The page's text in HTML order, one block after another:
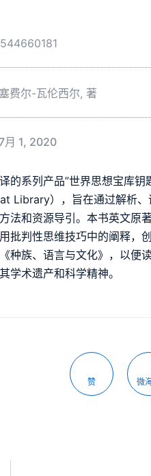
费尔-瓦伦西尔, 著
月 1, 2020
的系列产品”世界思想宝库
Library），旨在通过解析
法和资源导引。本书英文
批判性思维技巧中的阐释，
种族、语言与文化》，以便
学术遗产和科学精神。
赞 微